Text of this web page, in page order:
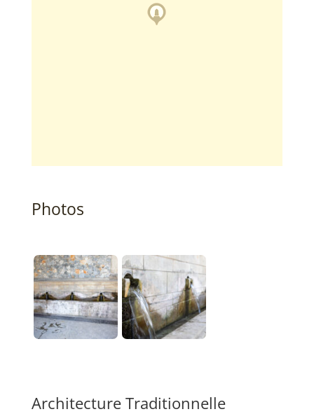
Photos
Architecture Traditionnelle